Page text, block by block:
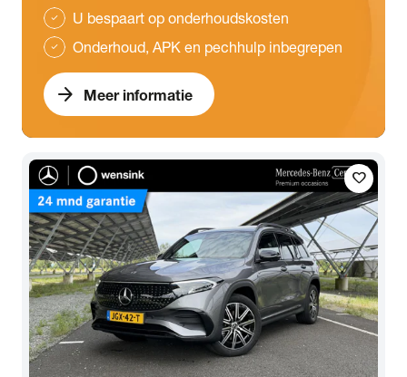
check U bespaart op onderhoudskosten
check Onderhoud, APK en pechhulp inbegrepen
arrow_forward Meer informatie
favorite